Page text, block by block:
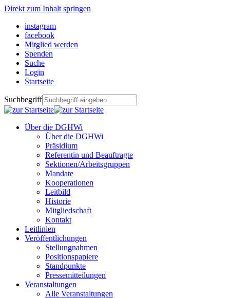
Direkt zum Inhalt springen
instagram
facebook
Mitglied werden
Spenden
Suche
Login
Startseite
Suchbegriff
Über die DGHWi
Über die DGHWi
Präsidium
Referentin und Beauftragte
Sektionen/Arbeitsgruppen
Mandate
Kooperationen
Leitbild
Historie
Mitgliedschaft
Kontakt
Leitlinien
Veröffentlichungen
Stellungnahmen
Positionspapiere
Standpunkte
Pressemitteilungen
Veranstaltungen
Alle Veranstaltungen